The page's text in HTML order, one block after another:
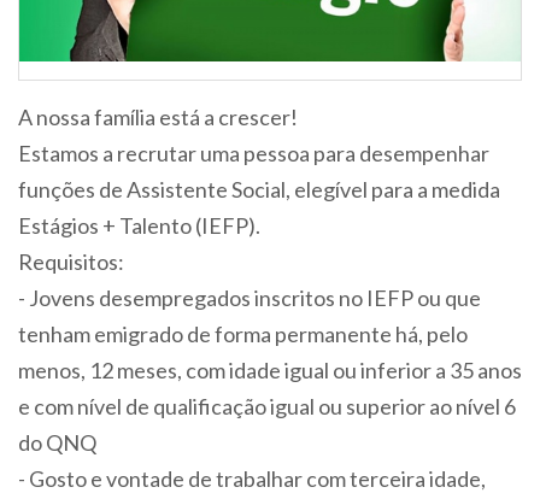
A nossa família está a crescer!
Estamos a recrutar uma pessoa para desempenhar
funções de Assistente Social, elegível para a medida
Estágios + Talento (IEFP).
Requisitos:
- Jovens desempregados inscritos no IEFP ou que
tenham emigrado de forma permanente há, pelo
menos, 12 meses, com idade igual ou inferior a 35 anos
e com nível de qualificação igual ou superior ao nível 6
do QNQ
- Gosto e vontade de trabalhar com terceira idade,